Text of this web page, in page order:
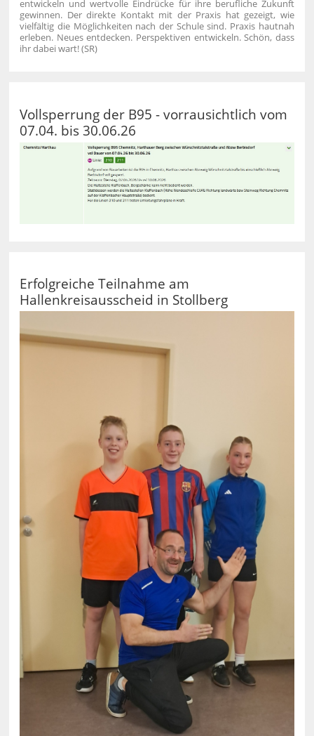
entwickeln und wertvolle Eindrücke für ihre berufliche Zukunft
gewinnen. Der direkte Kontakt mit der Praxis hat gezeigt, wie
vielfältig die Möglichkeiten nach der Schule sind. Praxis hautnah
erleben. Neues entdecken. Perspektiven entwickeln.Schön, dass
ihr dabei wart! (SR)
Vollsperrung der B95 - vorrausichtlich vom
07.04. bis 30.06.26
Erfolgreiche Teilnahme am
Hallenkreisausscheid in Stollberg